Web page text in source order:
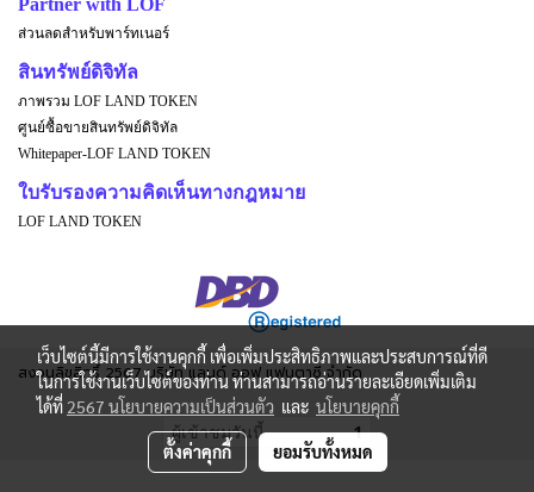
ส่วนลดสำหรับพาร์ทเนอร์
สินทรัพย์ดิจิทัล
ภาพรวม LOF LAND TOKEN
ศูนย์ซื้อขายสินทรัพย์ดิจิทัล
Whitepaper-LOF LAND TOKEN
ใบรับรองความคิดเห็นทางกฎหมาย
LOF LAND TOKEN
สงวนลิขสิทธิ์ 2567 บริษัท แลนด์ ออฟ แฟนตาซี จำกัด
ผู้เข้าชมวันนี้ 1
เว็บไซต์นี้มีการใช้งานคุกกี้ เพื่อเพิ่มประสิทธิภาพและประสบการณ์ที่ดี
ในการใช้งานเว็บไซต์ของท่าน ท่านสามารถอ่านรายละเอียดเพิ่มเติม
ได้ที่ 2567 นโยบายความเป็นส่วนตัว และ นโยบายคุกกี้
ตั้งค่าคุกกี้ ยอมรับทั้งหมด